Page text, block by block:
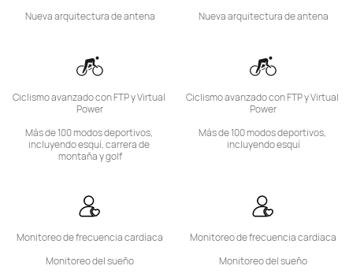
Nueva arquitectura de antena
Ciclismo avanzado con FTP y Virtual
Power
Más de 100 modos deportivos,
incluyendo esquí, carrera de
montaña y golf
Monitoreo de frecuencia cardíaca
Monitoreo del sueño
Nueva arquitectura de antena
Ciclismo avanzado con FTP y Virtual
Power
Más de 100 modos deportivos,
incluyendo esquí
Monitoreo de frecuencia cardíaca
Monitoreo del sueño